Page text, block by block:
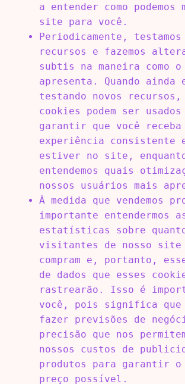
a entender como podemos
site para você.
Periodicamente, testamos
recursos e fazemos
subtis na maneira como
apresenta. Quando ainda
testando novos recursos,
cookies podem ser
garantir que você receba
experiência consistente
estiver no site,
entendemos quais
nossos usuários mais
À medida que vendemos
importante entendermos
estatísticas sobre
visitantes de nosso site
compram e, portanto,
de dados que esses
rastrearão. Isso é
você, pois significa que
fazer previsões de
precisão que nos
nossos custos de
produtos para garantir o
preço possível.